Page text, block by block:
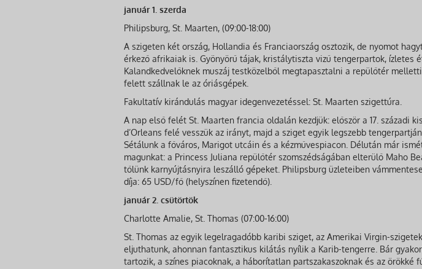
január 1. szerda
Philipsburg, St. Maarten, (09:00-18:00)
A szigeten két ország, Hollandia és Franciaország osztozik, de nyomot
érkező afrikaiak is. Gyönyörű tájak, kristálytiszta vizű tengerpartok, ízletes
Kalandkedvelőknek muszáj testközelből megtapasztalni a repülőtér
felett szállnak le az óriásgépek.
Fakultatív kirándulás magyar idegenvezetéssel: St. Maarten szigettúra.
A nap első felét St. Maarten francia oldalán kezdjük: először a 17. századi
d’Orleans felé vesszük az irányt, majd a sziget egyik legszebb
Sétálunk a főváros, Marigot utcáin és a kézművespiacon. Délután már
magunkat: a Princess Juliana repülőtér szomszédságában elterülő Maho
tőlünk karnyújtásnyira leszálló gépeket. Philipsburg üzleteiben
díja: 65 USD/fő (helyszínen fizetendő).
január 2. csütörtök
Charlotte Amalie, St. Thomas (07:00-16:00)
St. Thomas az egyik legelragadóbb karibi sziget, az Amerikai Virgin-
eljuthatunk, ahonnan fantasztikus kilátás nyílik a Karib-tengerre. Bár
tartozik, a színes piacoknak, a háborítatlan partszakaszoknak és az örökké